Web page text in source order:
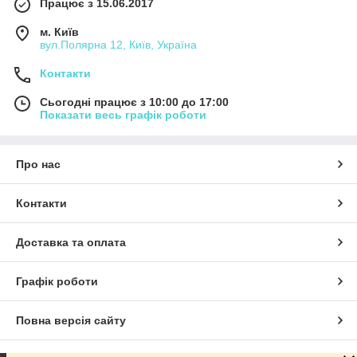
Працює з 15.06.2017
м. Київ
вул.Полярна 12, Київ, Україна
Контакти
Сьогодні працює з 10:00 до 17:00
Показати весь графік роботи
Про нас
Контакти
Доставка та оплата
Графік роботи
Повна версія сайту